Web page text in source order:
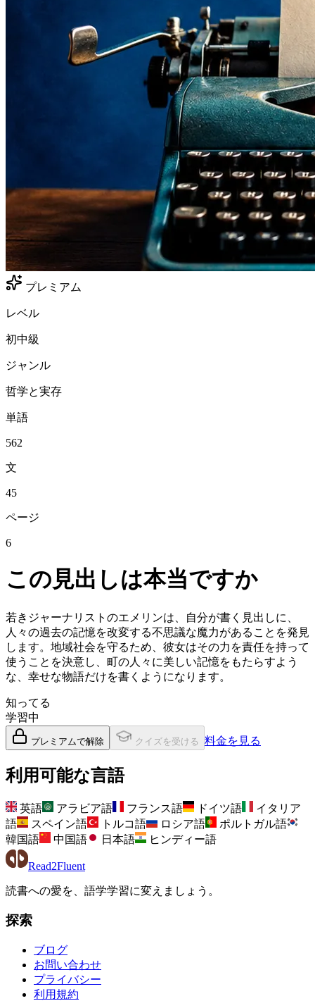
プレミアム
レベル
初中級
ジャンル
哲学と実存
単語
562
文
45
ページ
6
この見出しは本当ですか
若きジャーナリストのエメリンは、自分が書く見出しに、
人々の過去の記憶を改変する不思議な魔力があることを発見
します。地域社会を守るため、彼女はその力を責任を持って
使うことを決意し、町の人々に美しい記憶をもたらすよう
な、幸せな物語だけを書くようになります。
知ってる
学習中
プレミアムで解除 クイズを受ける 料金を見る
利用可能な言語
英語 アラビア語 フランス語 ドイツ語
イタリア
語
スペイン語 トルコ語 ロシア語
ポルトガル語
韓国語
中国語 日本語 ヒンディー語
Read2Fluent
読書への愛を、語学学習に変えましょう。
探索
ブログ
お問い合わせ
プライバシー
利用規約